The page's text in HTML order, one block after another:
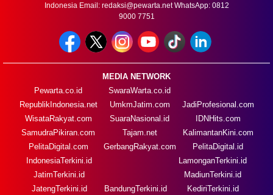
Indonesia Email: redaksi@pewarta.netWhatsApp: 0812
9000 7751
MEDIA NETWORK
Pewarta.co.id
RepublikIndonesia.net
WisataRakyat.com
SamudraPikiran.com
PelitaDigital.com
SwaraWarta.co.id
UmkmJatim.com
SuaraNasional.id
Tajam.net
GerbangRakyat.com
JadiProfesional.com
IDNHits.com
KalimantanKini.com
PelitaDigital.id
IndonesiaTerkini.id
JatimTerkini.id
JatengTerkini.id
BandungTerkini.id
LamonganTerkini.id
MadiunTerkini.id
KediriTerkini.id